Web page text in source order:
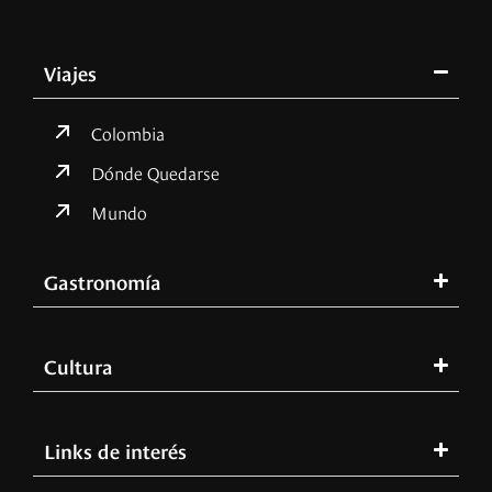
Viajes
Colombia
Dónde Quedarse
Mundo
Gastronomía
Cultura
Links de interés